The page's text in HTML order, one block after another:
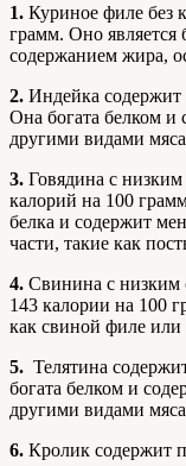
1. Куриное филе без
грамм. Оно является
содержанием жира,
2. Индейка
Она богата белком
другими видами
3. Говядина с
калорий на 100
белка и содержит
части, такие как
4. Свинина с низким
143 калории на 100
как свиной филе или
5. Телятина
богата белком и
другими видами
6. Кролик содержит